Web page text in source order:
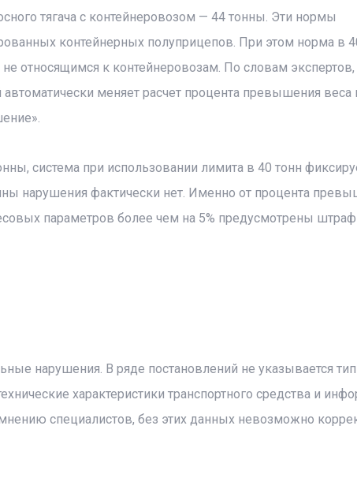
тягача с контейнеровозом — 44 тонны. Эти нормы
контейнерных полуприцепов. При этом норма в
относящимся к контейнеровозам. По словам экспертов,
меняет расчет процента превышения веса
система при использовании лимита в 40 тонн
нарушения фактически нет. Именно от процента
параметров более чем на 5% предусмотрены
нарушения. В ряде постановлений не указывается тип
характеристики транспортного средства и
специалистов, без этих данных невозможно